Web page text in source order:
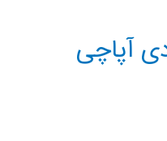
آپاچی